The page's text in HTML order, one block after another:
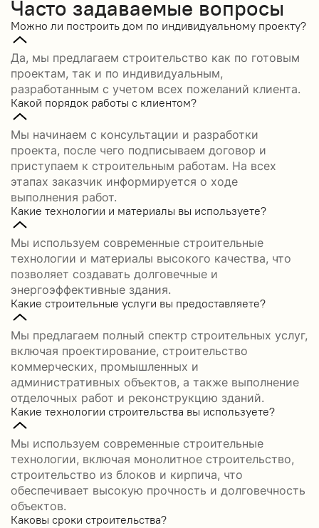
Часто задаваемые вопросы
Можно ли построить дом по индивидуальному проекту?
Да, мы предлагаем строительство как по готовым
проектам, так и по индивидуальным,
разработанным с учетом всех пожеланий клиента.
Какой порядок работы с клиентом?
Мы начинаем с консультации и разработки
проекта, после чего подписываем договор и
приступаем к строительным работам. На всех
этапах заказчик информируется о ходе
выполнения работ.
Какие технологии и материалы вы используете?
Мы используем современные строительные
технологии и материалы высокого качества, что
позволяет создавать долговечные и
энергоэффективные здания.
Какие строительные услуги вы предоставляете?
Мы предлагаем полный спектр строительных услуг,
включая проектирование, строительство
коммерческих, промышленных и
административных объектов, а также выполнение
отделочных работ и реконструкцию зданий.
Какие технологии строительства вы используете?
Мы используем современные строительные
технологии, включая монолитное строительство,
строительство из блоков и кирпича, что
обеспечивает высокую прочность и долговечность
объектов.
Каковы сроки строительства?